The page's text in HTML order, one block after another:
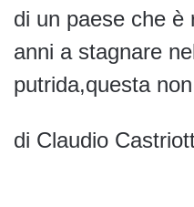
di un paese che è
anni a stagnare
putrida,questa
di Claudio